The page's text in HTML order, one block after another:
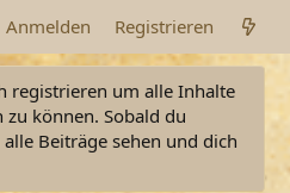
Anmelden Registrieren
registrieren um alle Inhalte
zu können. Sobald du
Beiträge sehen und dich